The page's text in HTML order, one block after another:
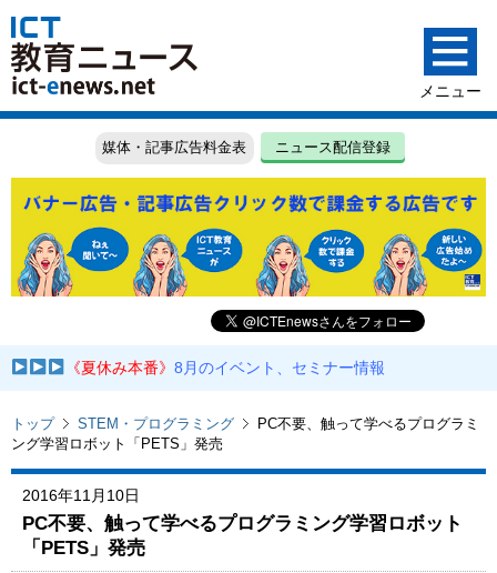
媒体・記事広告料金表 ニュース配信登録
《夏休み本番》8月のイベント、セミナー情報
トップ STEM・プログラミング
PC不要、触って学べるプログラミ
ング学習ロボット「PETS」発売
2016年11月10日
PC不要、触って学べるプログラミング学習ロボット
「PETS」発売